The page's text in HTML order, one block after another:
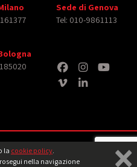
la cookie policy.
nella navigazione
Sede di Genova
Tel: 010-9861113
rights reserved. Tutti i diritti relativi ad
rispettiviaventi diritto Note legali